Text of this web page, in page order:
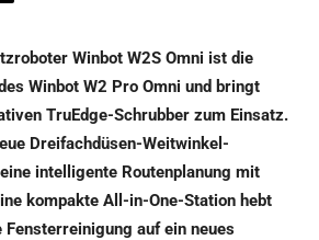
Winbot W2S Omni ist die
Winbot W2 Pro Omni und bringt
TruEdge-Schrubber zum Einsatz.
Dreifachdüsen-Weitwinkel-
intelligente Routenplanung mit
kompakte All-in-One-Station hebt
Fensterreinigung auf ein neues